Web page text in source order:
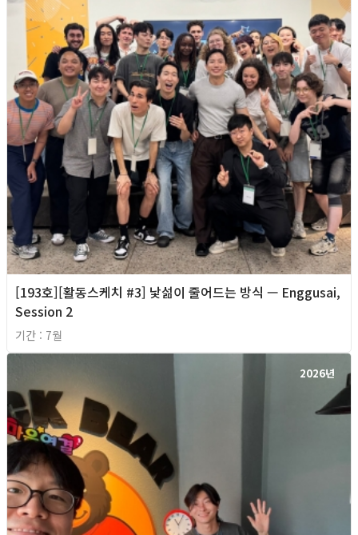
[193호][활동스케치 #3] 낯섦이 줄어드는 방식 — Enggusai,
Session 2
기간 : 7월
2026년